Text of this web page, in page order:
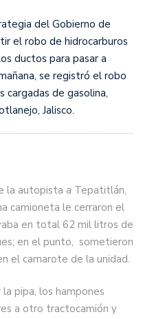
del Gobierno de
el robo de hidrocarburos
ductos para pasar a
se registró el robo
cargadas de gasolina,
Jalisco.
la autopista a Tepatitlán,
camioneta le cerraron el
en total 62 mil litros de
en el punto, sometieron
el camarote de la unidad.
pipa, los hampones
a otro tractocamión y